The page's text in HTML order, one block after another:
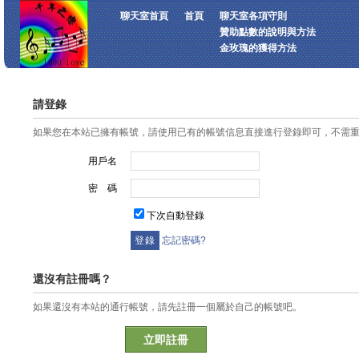
聊天室首頁 首頁
聊天室各項守則
贊助點數的說明與方法
金玫瑰的獲得方法
請登錄
如果您在本站已擁有帳號，請使用已有的帳號信息直接進行登錄即可，不需
用戶名
密 碼
下次自動登錄
忘記密碼?
還沒有註冊嗎？
如果還沒有本站的通行帳號，請先註冊一個屬於自己的帳號吧。
立即註冊